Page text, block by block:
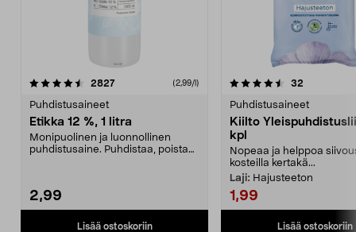
2827arvostelut (2,99/l)
Puhdistusaineet
Etikka 12 %, 1 litra
Monipuolinen ja luonnollinen
puhdistusaine. Puhdistaa, poistaa
2,99
Lisää ostoskoriin
4.5 viidestä
32
Puhdistusaineet
Kiilto
kpl
Nopeaa ja helppoa
kosteilla kertakä...
Laji: Hajusteeton
1,99
Lisää ostoskoriin
4.5 viidestä